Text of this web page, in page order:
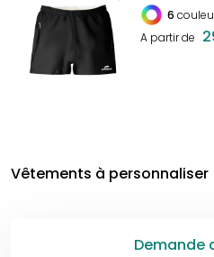
6
A partir de
Vêtements à personnaliser
Demande